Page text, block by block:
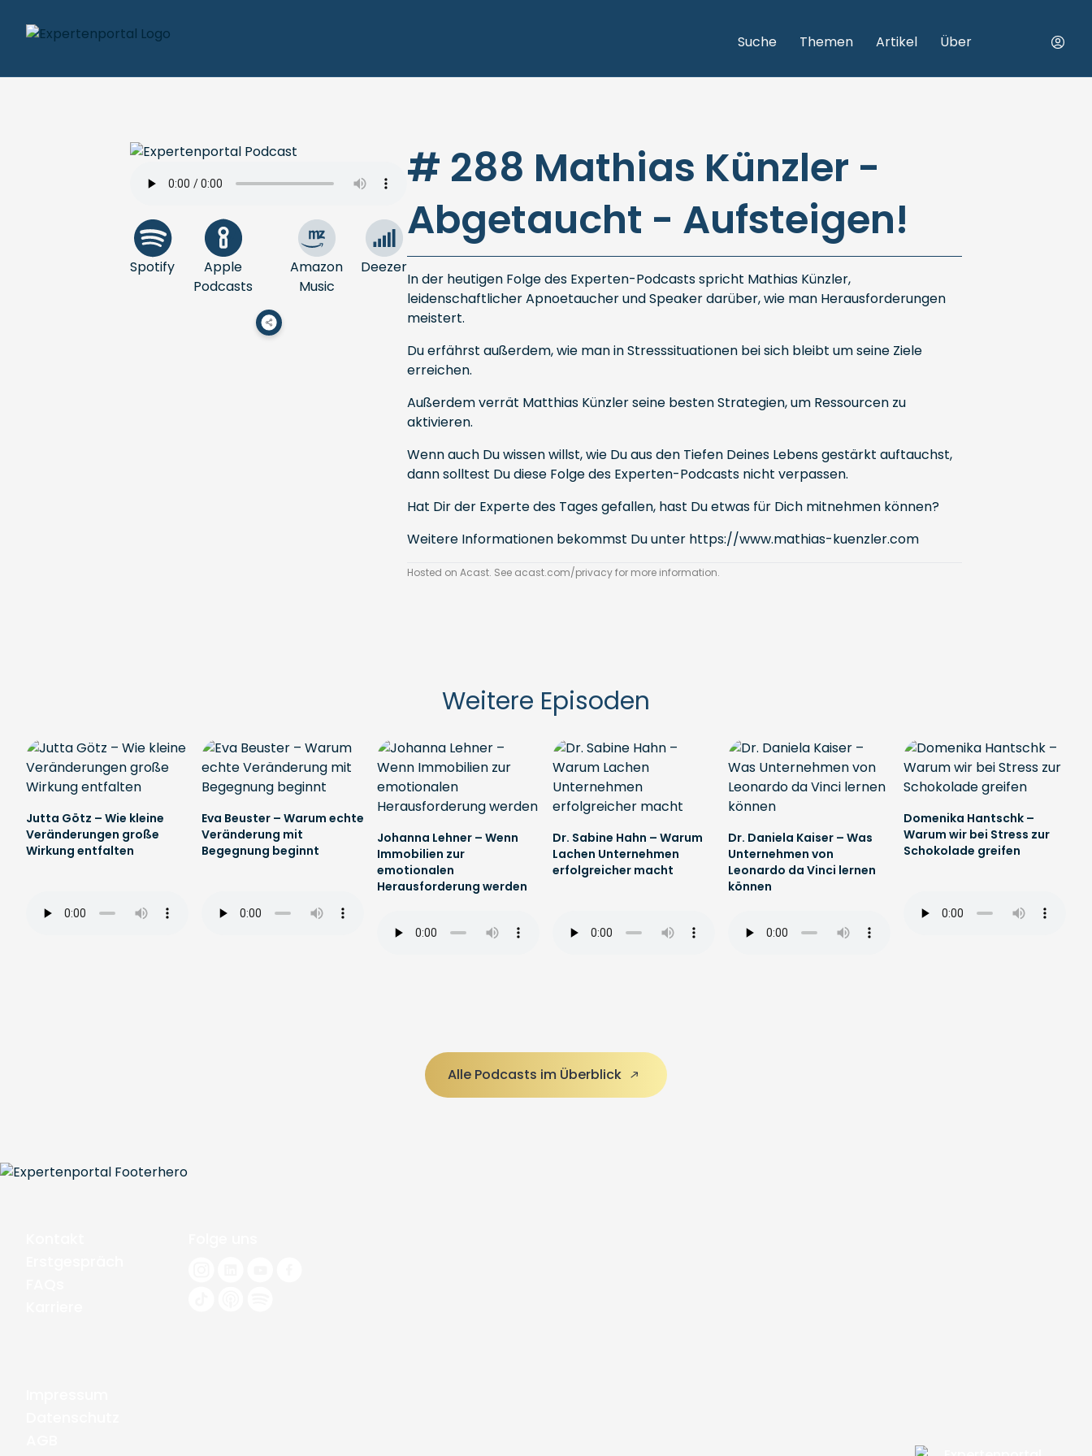
Suche Themen Artikel Über
Spotify
Apple
Podcasts
Amazon
Music
Deezer
# 288 Mathias Künzler -
Abgetaucht - Aufsteigen!
In der heutigen Folge des Experten-Podcasts spricht Mathias Künzler,
leidenschaftlicher Apnoetaucher und Speaker darüber, wie man Herausforderungen
meistert.
Du erfährst außerdem, wie man in Stresssituationen bei sich bleibt um seine Ziele
erreichen.
Außerdem verrät Matthias Künzler seine besten Strategien, um Ressourcen zu
aktivieren.
Wenn auch Du wissen willst, wie Du aus den Tiefen Deines Lebens gestärkt auftauchst,
dann solltest Du diese Folge des Experten-Podcasts nicht verpassen.
Hat Dir der Experte des Tages gefallen, hast Du etwas für Dich mitnehmen können?
Weitere Informationen bekommst Du unter https://www.mathias-kuenzler.com
Hosted on Acast. See acast.com/privacyfor more information.
Weitere Episoden
Jutta Götz – Wie kleine
Veränderungen große
Wirkung entfalten
Eva Beuster – Warum echte
Veränderung mit
Begegnung beginnt
Johanna Lehner – Wenn
Immobilien zur
emotionalen
Herausforderung werden
Dr. Sabine Hahn – Warum
Lachen Unternehmen
erfolgreicher macht
Dr. Daniela Kaiser – Was
Unternehmen von
Leonardo da Vinci lernen
können
Domenika Hantschk –
Warum wir bei Stress zur
Schokolade greifen
Alle Podcasts im Überblick